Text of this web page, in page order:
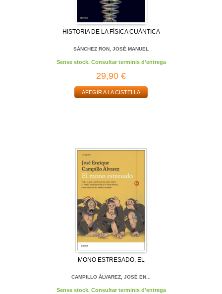
HISTORIA DE LA FÍSICA CUÁNTICA
SÁNCHEZ RON, JOSÉ MANUEL
Sense stock. Consultar terminis d'entrega
29,90 €
AFEGIR A LA CISTELLA
MONO ESTRESADO, EL
CAMPILLO ÁLVAREZ, JOSÉ EN...
Sense stock. Consultar terminis d'entrega